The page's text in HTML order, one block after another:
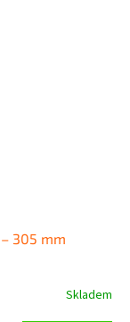
305 mm
Skladem